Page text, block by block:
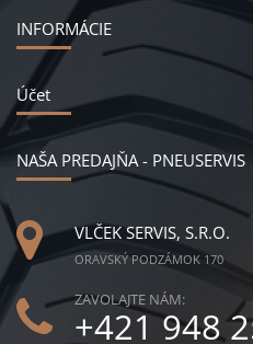
INFORMÁCIE
Účet
NAŠA PREDAJŇA - PNEUSERVIS
VLČEK SERVIS, S.R.O.
ORAVSKÝ PODZÁMOK 170
ZAVOLAJTE NÁM:
+421 948